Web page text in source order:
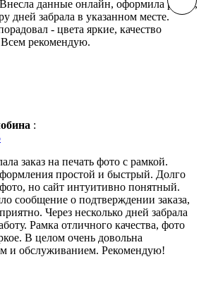
данные онлайн, оформила рамку,
дней забрала в указанном месте.
- цвета яркие, качество
рекомендую.
:
заказ на печать фото с рамкой.
простой и быстрый. Долго
но сайт интуитивно понятный.
сообщение о подтверждении заказа,
Через несколько дней забрала
Рамка отличного качества, фото
В целом очень довольна
и обслуживанием. Рекомендую!